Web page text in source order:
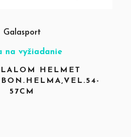
Galasport
na vyžiadanie
HELMET
57CM